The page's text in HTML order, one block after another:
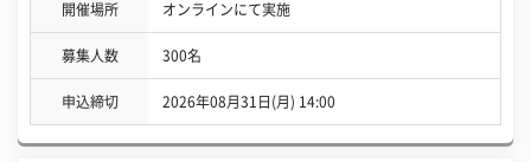
開催場所 オンラインにて実施
募集人数 300名
申込締切 2026年08月31日(月) 14:00